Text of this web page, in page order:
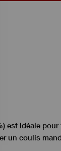
est idéale
un coulis